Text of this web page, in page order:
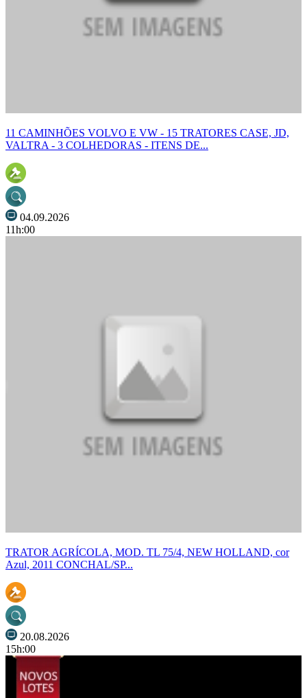
11 CAMINHÕES VOLVO E VW - 15 TRATORES CASE, JD,
VALTRA - 3 COLHEDORAS - ITENS DE...
04.09.2026
11h:00
TRATOR AGRÍCOLA, MOD. TL 75/4, NEW HOLLAND, cor
Azul, 2011 CONCHAL/SP...
20.08.2026
15h:00